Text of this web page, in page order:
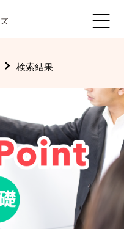
検索結果